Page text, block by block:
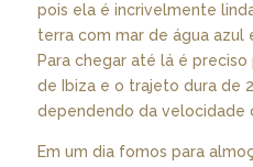
pois ela é incrivelmente
terra com mar de água azul
Para chegar até lá é
de Ibiza e o trajeto dura de
dependendo da velocidade
Em um dia fomos para